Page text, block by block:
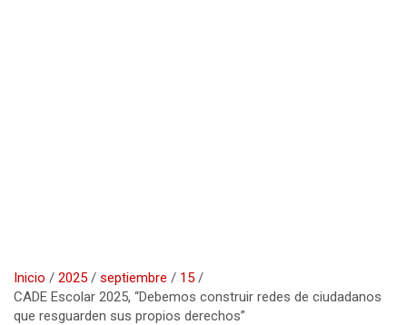
Inicio 2025 septiembre
15
CADE Escolar 2025, “Debemos construir redes de ciudadanos
que resguarden sus propios derechos”